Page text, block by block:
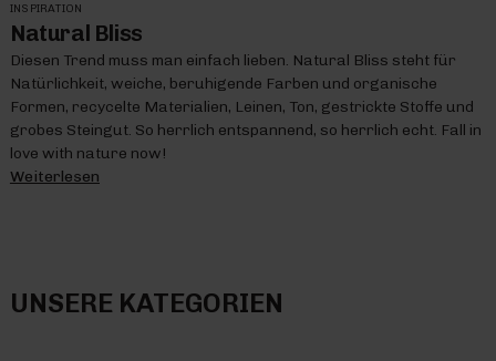
INSPIRATION
Natural Bliss
Diesen Trend muss man einfach lieben. Natural Bliss steht für
Natürlichkeit, weiche, beruhigende Farben und organische
Formen, recycelte Materialien, Leinen, Ton, gestrickte Stoffe und
grobes Steingut. So herrlich entspannend, so herrlich echt. Fall in
love with nature now!
Weiterlesen
UNSERE KATEGORIEN